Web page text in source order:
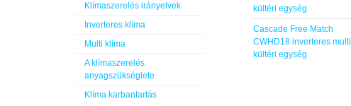
Cascade Free Match
CWHD18 inverteres multi
kültéri egység
Klímaszerelés irányelvek
Inverteres klíma
Multi klíma
A klímaszerelés
anyagszükséglete
Klíma karbantartás